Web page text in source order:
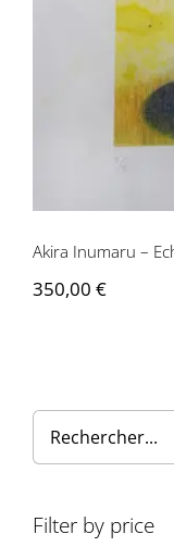
Contactez-nous
Akira Inumaru –
350,00 €
Filter by price